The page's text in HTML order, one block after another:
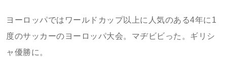
ヨーロッパではワールドカップ以上に人気のある4年に1
度のサッカーのヨーロッパ大会。マヂビビった。ギリシ
ャ優勝に。